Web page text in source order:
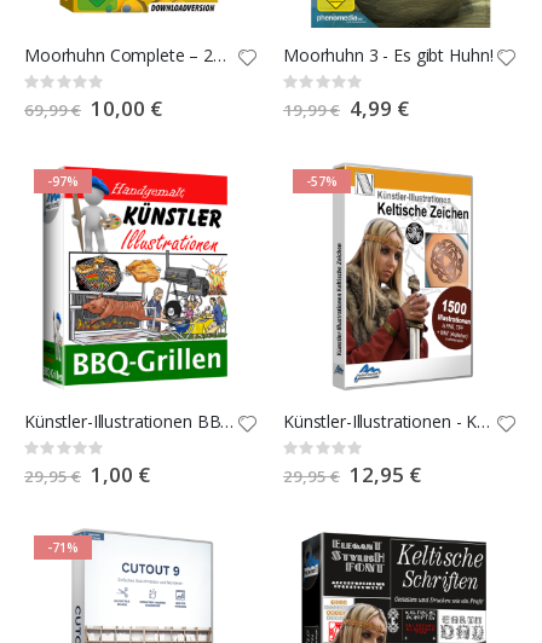
Moorhuhn Complete – 23 original Vollversionen
Rating:
0%
69,99 € Special
Price
10,00 €
Moorhuhn 3 - Es gibt Huhn!
Rating:
0%
19,99 € Special
Price
4,99 €
-97%
Künstler-Illustrationen BBQ-Grillen
Rating:
0%
29,95 € Special
Price
1,00 €
-57%
Künstler-Illustrationen - Keltische Zeichen
Rating:
0%
29,95 € Special
Price
12,95 €
-71%